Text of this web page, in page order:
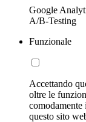
Google
A/B-Testing
Funzionale
Accettando
oltre le
questo sito